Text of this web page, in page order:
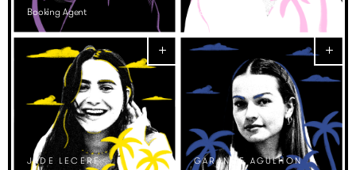
Booking Agent Booking agent
JADE LECERF GARANCE AGULHON